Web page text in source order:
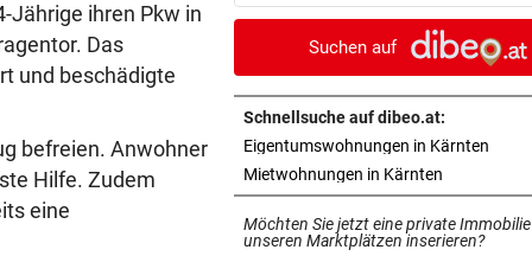
Jährige ihren Pkw in
Das
und beschädigte
befreien. Anwohner
Hilfe. Zudem
eine
Kammerer abgewiesen
WIEN, NÖ UND BGLD vor
Vermisste und zugelaufene
Vierbeiner
NACH OPERATION
Youngster Maxi Taucher
Nummer 1 erneut
Suchen auf
Schnellsuche auf dibeo.at:
Eigentumswohnungen in Kärnten
Mietwohnungen in Kärnten
Möchten Sie jetzt eine private
unseren Marktplätzen inserieren?